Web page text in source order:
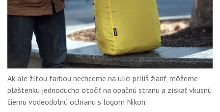
Ak ale žltou farbou nechceme na ulici príliš žiariť, môžeme
pláštenku jednoducho otočiť na opačnú stranu a získať vkusnú
čiernu vodeodolnú ochranu s logom Nikon.